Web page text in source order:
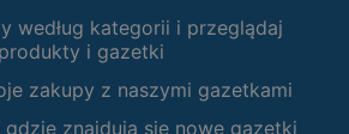
według kategorii i przeglądaj
produkty i gazetki
zakupy z naszymi gazetkami
gdzie znajdują się nowe gazetki